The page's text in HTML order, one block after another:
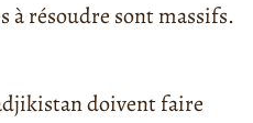
à résoudre sont massifs.
doivent faire